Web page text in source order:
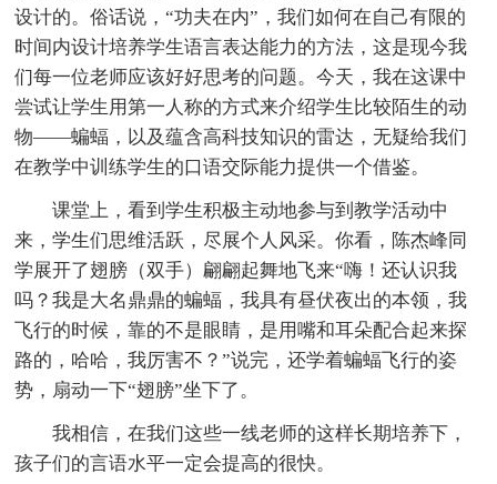
设计的。俗话说，“功夫在内”，我们如何在自己有限的
时间内设计培养学生语言表达能力的方法，这是现今我
们每一位老师应该好好思考的问题。今天，我在这课中
尝试让学生用第一人称的方式来介绍学生比较陌生的动
物——蝙蝠，以及蕴含高科技知识的雷达，无疑给我们
在教学中训练学生的口语交际能力提供一个借鉴。
课堂上，看到学生积极主动地参与到教学活动中
来，学生们思维活跃，尽展个人风采。你看，陈杰峰同
学展开了翅膀（双手）翩翩起舞地飞来“嗨！还认识我
吗？我是大名鼎鼎的蝙蝠，我具有昼伏夜出的本领，我
飞行的时候，靠的不是眼睛，是用嘴和耳朵配合起来探
路的，哈哈，我厉害不？”说完，还学着蝙蝠飞行的姿
势，扇动一下“翅膀”坐下了。
我相信，在我们这些一线老师的这样长期培养下，
孩子们的言语水平一定会提高的很快。